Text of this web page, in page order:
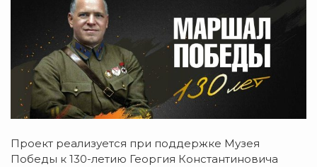
Проект реализуется при поддержке Музея
Победы к 130-летию Георгия Константиновича